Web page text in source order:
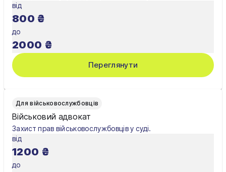
від
800 ₴
до
2000 ₴
Переглянути
Для військовослужбовців
Військовий адвокат
Захист прав військовослужбовців у суді.
від
1200 ₴
до